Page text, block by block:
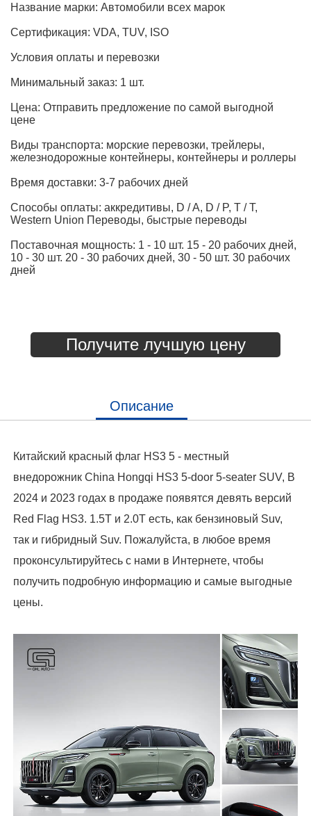
Название марки: Автомобили всех марок
Сертификация: VDA, TUV, ISO
Условия оплаты и перевозки
Минимальный заказ: 1 шт.
Цена: Отправить предложение по самой выгодной
цене
Виды транспорта: морские перевозки, трейлеры,
железнодорожные контейнеры, контейнеры и роллеры
Время доставки: 3-7 рабочих дней
Способы оплаты: аккредитивы, D / A, D / P, T / T,
Western Union Переводы, быстрые переводы
Поставочная мощность: 1 - 10 шт. 15 - 20 рабочих дней,
10 - 30 шт. 20 - 30 рабочих дней, 30 - 50 шт. 30 рабочих
дней
Получите лучшую цену
Описание
Китайский красный флаг HS3 5 - местный
внедорожник China Hongqi HS3 5-door 5-seater SUV, В
2024 и 2023 годах в продаже появятся девять версий
Red Flag HS3. 1.5T и 2.0T есть, как бензиновый Suv,
так и гибридный Suv. Пожалуйста, в любое время
проконсультируйтесь с нами в Интернете, чтобы
получить подробную информацию и самые выгодные
цены.